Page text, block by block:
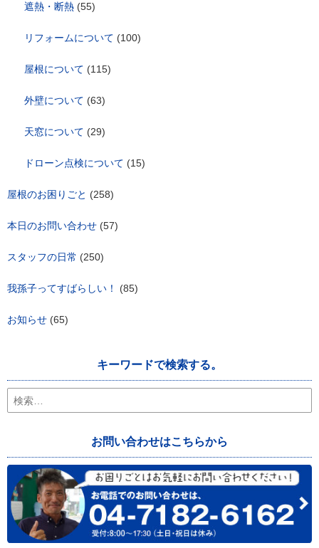
遮熱・断熱 (55)
リフォームについて (100)
屋根について (115)
外壁について (63)
天窓について (29)
ドローン点検について (15)
屋根のお困りごと (258)
本日のお問い合わせ (57)
スタッフの日常 (250)
我孫子ってすばらしい！ (85)
お知らせ (65)
キーワードで検索する。
検
索:
お問い合わせはこちらから